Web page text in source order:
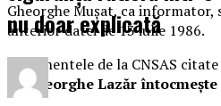
Gheorghe Mușat, ca informator,
anterior datei de 13 iulie 1986.
Documentele de la CNSAS
că Gheorghe Lazăr
nu doar explicată